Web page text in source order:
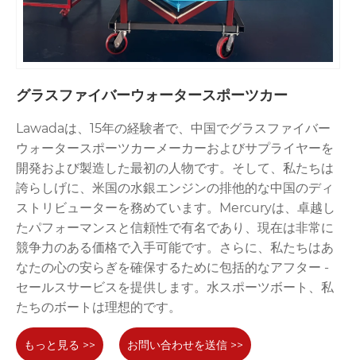
グラスファイバーウォータースポーツカー
Lawadaは、15年の経験者で、中国でグラスファイバー
ウォータースポーツカーメーカーおよびサプライヤーを
開発および製造した最初の人物です。そして、私たちは
誇らしげに、米国の水銀エンジンの排他的な中国のディ
ストリビューターを務めています。Mercuryは、卓越し
たパフォーマンスと信頼性で有名であり、現在は非常に
競争力のある価格で入手可能です。さらに、私たちはあ
なたの心の安らぎを確保するために包括的なアフター -
セールスサービスを提供します。水スポーツボート、私
たちのボートは理想的です。
もっと見る >> お問い合わせを送信 >>